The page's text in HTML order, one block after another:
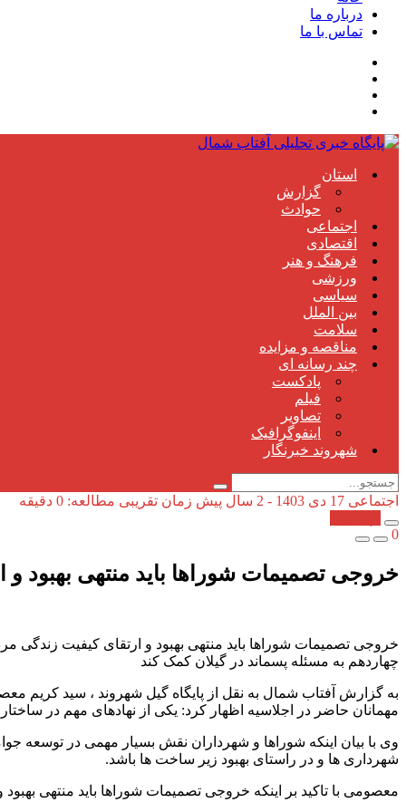
درباره ما
تماس با ما
استان
گزارش
حوادث
اجتماعی
اقتصادی
فرهنگ و هنر
ورزشی
سیاسی
بین الملل
سلامت
مناقصه و مزایده
چند رسانه ای
پادکست
فیلم
تصاویر
اینفوگرافیک
شهروند خبرنگار
اجتماعی 17 دی 1403 - 2 سال پیش
زمان تقریبی مطالعه: 0 دقیقه
0
خروجی تصمیمات شوراها باید منتهی بهبود
خروجی تصمیمات شوراها باید منتهی بهبود و ارتقای کیفیت زندگی
چهاردهم به مسئله پسماند در گیلان کمک کند
به گزارش آفتاب شمال به نقل از پایگاه گیل شهروند ، سید کریم
مهمانان حاضر در اجلاسیه اظهار کرد: یکی از نهادهای مهم در
وی با بیان اینکه شوراها و شهرداران نقش بسیار مهمی در توسعه
شهرداری ها و در راستای بهبود زیر ساخت ها باشد.
معصومی با تاکید بر اینکه خروجی تصمیمات شوراها باید منتهی